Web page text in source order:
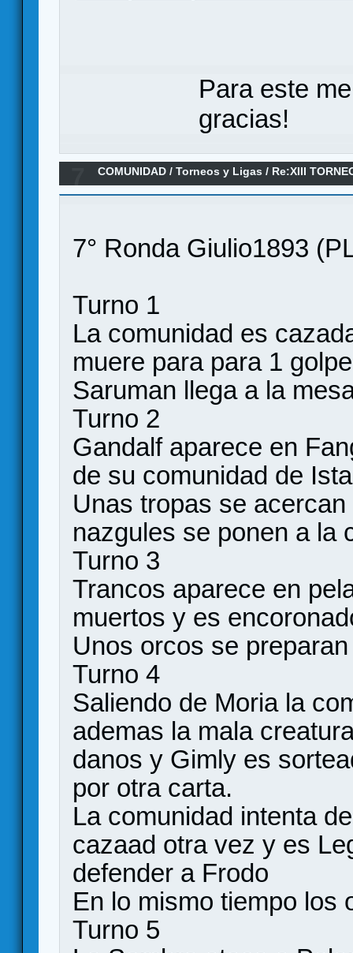
Para este
gracias!
COMUNIDAD /Torneos y Ligas / Re:XIII
ANILLO/ Séptima ronda
7° Ronda Giulio1893
Turno 1
La comunidad es
muere para para 1
Saruman llega a la
Turno 2
Gandalf aparece en
de su comunidad de
Unas tropas se
nazgules se ponen a la
Turno 3
Trancos aparece en
muertos y es
Unos orcos se
Turno 4
Saliendo de Moria la
ademas la mala
danos y Gimly es
por otra carta.
La comunidad intenta
cazaad otra vez y es
defender a Frodo
En lo mismo tiempo los
Turno 5